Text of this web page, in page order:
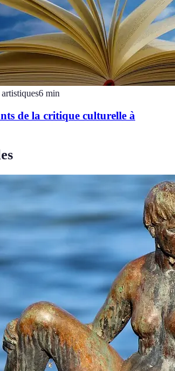
6 min
de la critique culturelle à